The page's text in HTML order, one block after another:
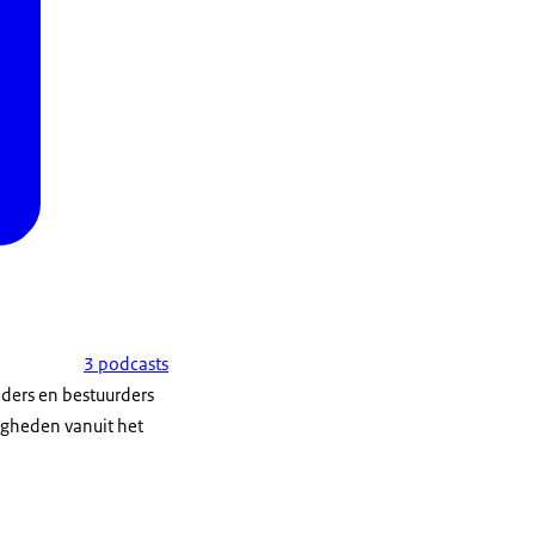
College in
de op het
en heb ik me onder
lezer, al zolang ik mij
opleiding en ik heb
naast jou, wie zit
Dat is een instelling
voor Nederland
in Nederland en
mee opgegroeid.
mocht daar als
3 podcasts
en bestuurders
vanuit het